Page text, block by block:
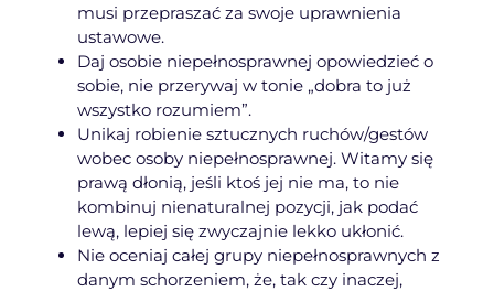
musi przepraszać za swoje uprawnienia
ustawowe.
Daj osobie niepełnosprawnej opowiedzieć o
sobie, nie przerywaj w tonie „dobra to już
wszystko rozumiem”.
Unikaj robienie sztucznych ruchów/gestów
wobec osoby niepełnosprawnej. Witamy się
prawą dłonią, jeśli ktoś jej nie ma, to nie
kombinuj nienaturalnej pozycji, jak podać
lewą, lepiej się zwyczajnie lekko ukłonić.
Nie oceniaj całej grupy niepełnosprawnych z
danym schorzeniem, że, tak czy inaczej,